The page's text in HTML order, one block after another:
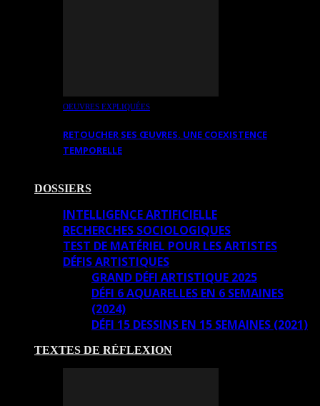
OEUVRES EXPLIQUÉES
RETOUCHER SES ŒUVRES. UNE COEXISTENCE
TEMPORELLE
DOSSIERS
INTELLIGENCE ARTIFICIELLE
RECHERCHES SOCIOLOGIQUES
TEST DE MATÉRIEL POUR LES ARTISTES
DÉFIS ARTISTIQUES
GRAND DÉFI ARTISTIQUE 2025
DÉFI 6 AQUARELLES EN 6 SEMAINES
(2024)
DÉFI 15 DESSINS EN 15 SEMAINES (2021)
TEXTES DE RÉFLEXION